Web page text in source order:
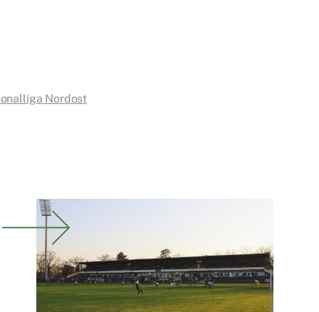
Nordost